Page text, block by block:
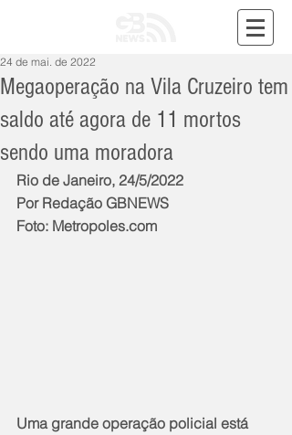
Megaoperação na Vila Cruzeiro tem
saldo até agora de 11 mortos
sendo uma moradora
24 de mai. de 2022
Rio de Janeiro, 24/5/2022
Por Redação GBNEWS
Foto: Metropoles.com
Uma grande operação policial está